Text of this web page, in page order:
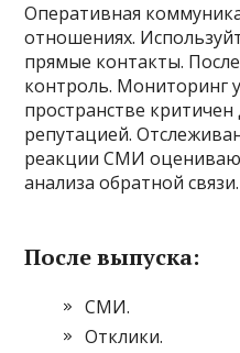
Оперативная
отношениях.
прямые контакты.
контроль. Мониторинг
пространстве критичен
репутацией.
реакции СМИ
анализа обратной связи.
После выпуска:
СМИ.
Отклики.